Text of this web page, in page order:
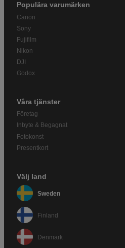
Populära varumärken
Canon
Sony
Fujifilm
Nikon
DJI
Godox
Våra tjänster
Företag
Inbyte & Begagnat
Fotokonst
Presentkort
Välj land
Sweden
Finland
Denmark